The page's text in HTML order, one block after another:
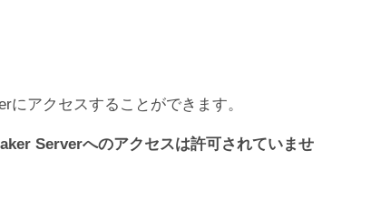
アクセスすることができます。
Serverへのアクセスは許可されていませ